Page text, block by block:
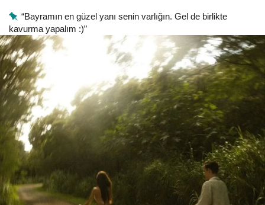
“Bayramın en güzel yanı senin varlığın. Gel de birlikte
kavurma yapalım :)”